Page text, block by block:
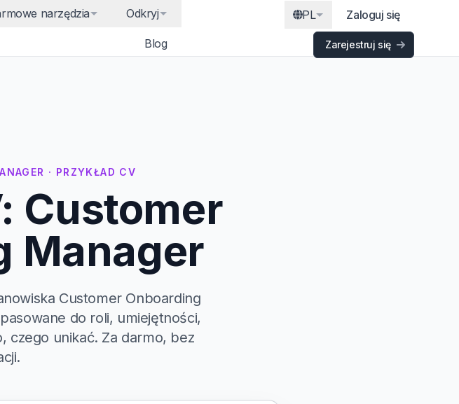
narzędzia Odkryj
Blog
PL Zaloguj się
Zarejestruj się
· PRZYKŁAD CV
Customer
Manager
Customer Onboarding
do roli, umiejętności,
czego unikać. Za darmo, bez